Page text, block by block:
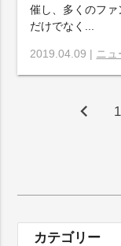
催し、多くのフ
だけでなく...
2019.04.09 | ニュ
chevron_left 1
索:
カテゴリー